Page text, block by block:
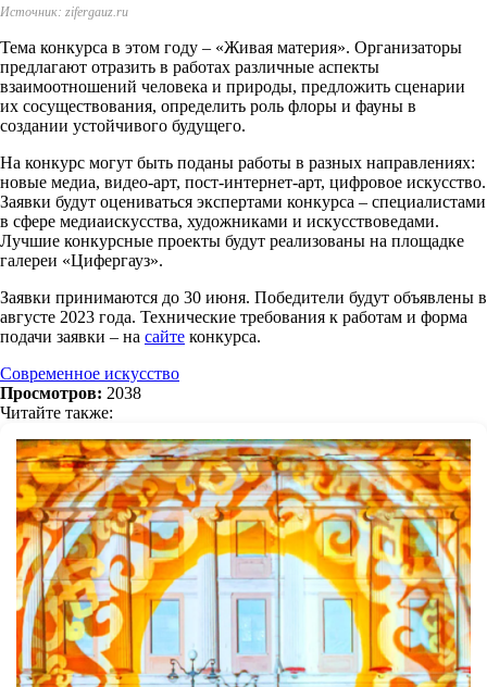
Источник: zifergauz.ru
Тема конкурса в этом году – «Живая материя». Организаторы
предлагают отразить в работах различные аспекты
взаимоотношений человека и природы, предложить сценарии
их сосуществования, определить роль флоры и фауны в
создании устойчивого будущего.
На конкурс могут быть поданы работы в разных направлениях:
новые медиа, видео-арт, пост-интернет-арт, цифровое искусство.
Заявки будут оцениваться экспертами конкурса – специалистами
в сфере медиаискусства, художниками и искусствоведами.
Лучшие конкурсные проекты будут реализованы на площадке
галереи «Цифергауз».
Заявки принимаются до 30 июня. Победители будут объявлены в
августе 2023 года. Технические требования к работам и форма
подачи заявки – на сайте конкурса.
Современное искусство
Просмотров: 2038
Читайте также: